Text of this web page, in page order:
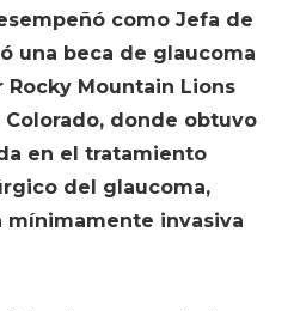
como Jefa de
una beca de glaucoma
Mountain Lions
donde obtuvo
en el tratamiento
del glaucoma,
invasiva